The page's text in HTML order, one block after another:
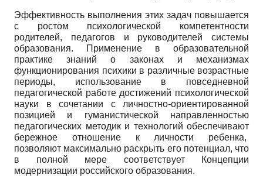
Эффективность выполнения этих задач повышается
с ростом психологической компетентности
родителей, педагогов и руководителей системы
образования. Применение в образовательной
практике знаний о законах и механизмах
функционирования психики в различные возрастные
периоды, использование в повседневной
педагогической работе достижений психологической
науки в сочетании с личностно-ориентированной
позицией и гуманистической направленностью
педагогических методик и технологий обеспечивают
бережное отношение к личности ребенка,
позволяют максимально раскрыть его потенциал, что
в полной мере соответствует Концепции
модернизации российского образования.